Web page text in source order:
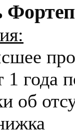
1 года
об